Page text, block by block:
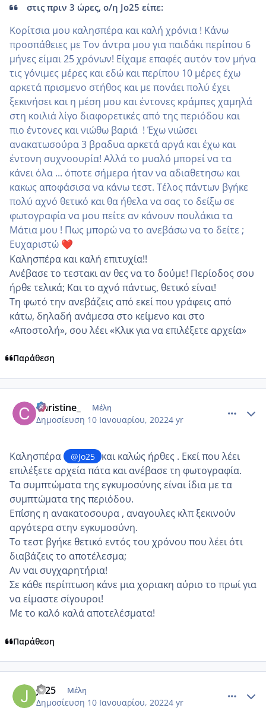
στις πριν 3 ώρες, ο/η Jo25 είπε:
Κορίτσια μου καλησπέρα και καλή χρόνια ! Κάνω
προσπάθειες με Τον άντρα μου για παιδάκι περίπου 6
μήνες είμαι 25 χρόνων! Είχαμε επαφές αυτόν τον μήνα
τις γόνιμες μέρες και εδώ και περίπου 10 μέρες έχω
αρκετά πρισμενο στήθος και με πονάει πολύ έχει
ξεκινήσει και η μέση μου και έντονες κράμπες χαμηλά
στη κοιλιά λίγο διαφορετικές από της περιόδου και
πιο έντονες και νιώθω βαριά ! Έχω νιώσει
ανακατωσούρα 3 βραδυα αρκετά αργά και έχω και
έντονη συχνοουρία! Αλλά το μυαλό μπορεί να τα
κάνει όλα ... όποτε σήμερα ήταν να αδιαθετησω και
κακως αποφάσισα να κάνω τεστ. Τέλος πάντων βγήκε
πολύ αχνό θετικό και θα ήθελα να σας το δείξω σε
φωτογραφία να μου πείτε αν κάνουν πουλάκια τα
Μάτια μου ! Πως μπορώ να το ανεβάσω να το δείτε ;
Ευχαριστώ ❤️
Καλησπέρα και καλή επιτυχία!!
Ανέβασε το τεστακι αν θες να το δούμε! Περίοδος σου
ήρθε τελικά; Και το αχνό πάντως, θετικό είναι!
Τη φωτό την ανεβάζεις από εκεί που γράφεις από
κάτω, δηλαδή ανάμεσα στο κείμενο και στο
«Αποστολή», σου λέει «Κλικ για να επιλέξετε αρχεία»
Παράθεση
Christine_ Μέλη
Δημοσίευση 10 Ιανουαρίου, 20224 yr
Καλησπέρα @Jo25
και καλώς ήρθες . Εκεί που λέει
επιλέξετε αρχεία πάτα και ανέβασε τη φωτογραφία.
Τα συμπτώματα της εγκυμοσύνης είναι ίδια με τα
συμπτώματα της περιόδου.
Επίσης η ανακατοσουρα , αναγουλες κλπ ξεκινούν
αργότερα στην εγκυμοσύνη.
Το τεστ βγήκε θετικό εντός του χρόνου που λέει ότι
διαβάζεις το αποτέλεσμα;
Αν ναι συγχαρητήρια!
Σε κάθε περίπτωση κάνε μια χοριακη αύριο το πρωί για
να είμαστε σίγουροι!
Με το καλό καλά αποτελέσματα!
Παράθεση
Jo25 Μέλη
Δημοσίευση 10 Ιανουαρίου, 20224 yr